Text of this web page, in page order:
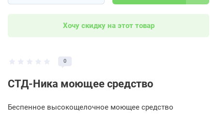
0
СТД-Ника моющее средство
Беспенное высокощелочное моющее средство
Хочу скидку на этот товар